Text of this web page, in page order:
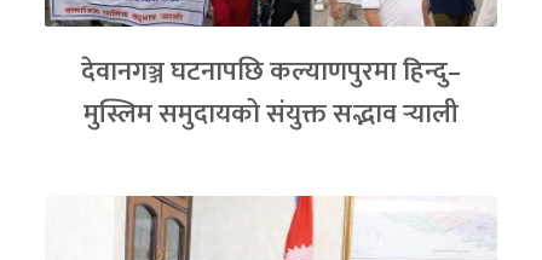
देवानगञ्ज घटनापछि कल्याणपुरमा हिन्दु–
मुस्लिम समुदायको संयुक्त सद्भाव र्‍याली